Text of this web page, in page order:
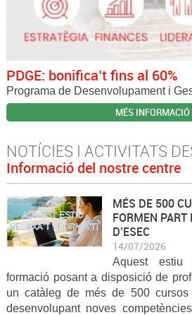
PDGE: bonifica’t fins al 60%
Programa de Desenvolupament i
MÉS INFORMACIÓ
NOTÍCIES I ACTIVITATS
Informació del nostre centre
MÉS DE 500
FORMEN PART
D’ESEC
14/07/2026
Aquest estiu
formació posant a disposició de
un catàleg de més de 500
desenvolupant noves